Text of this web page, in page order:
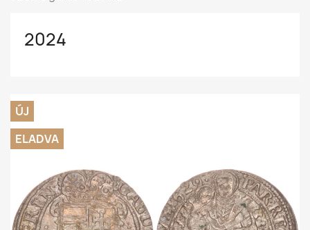
2024
ÚJ
ELADVA